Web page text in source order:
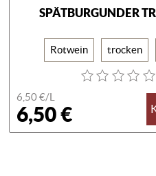
SPÄTBURGUNDER
Rotwein trocken
6,50 €/L
6,50 €